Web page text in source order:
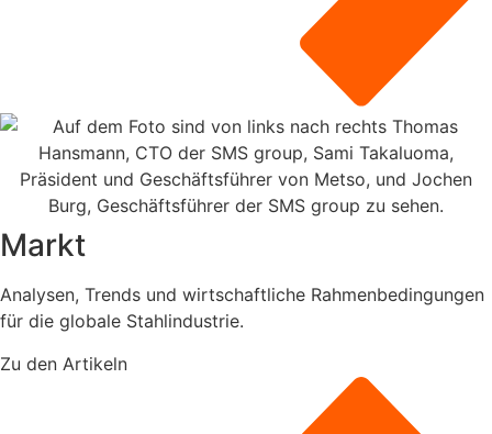
Markt
Analysen, Trends und wirtschaftliche Rahmenbedingungen
für die globale Stahlindustrie.
Zu den Artikeln